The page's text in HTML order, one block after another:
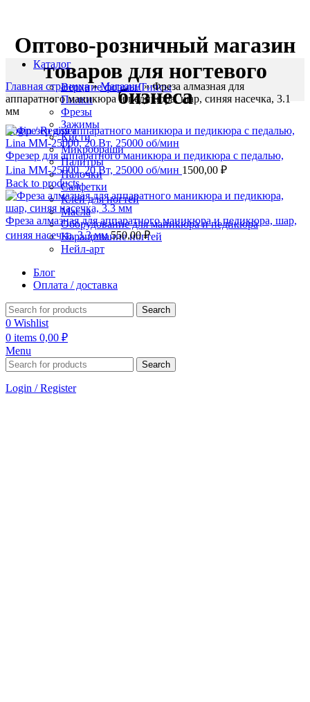
Оптово-розничный магазин
товаров для ногтевого
бизнеса
Login / Register
Каталог
Верхние формы/Типсы
Пилки
Фрезы
Зажимы
Кисти
Микробраши
Палитры
Палочки
Салфетки
Клей для ногтей
Масла
Оборудование для маникюра и педикюра
Наращивание ногтей
Нейл-арт
Блог
Оплата / доставка
Search
0 Wishlist
0 items 0,00 ₽
Menu
Search
Login / Register
Главная страница»Магазин»Фреза алмазная для
аппаратного маникюра и педикюра, шар, синяя насечка, 3.1
мм
Фрезер для аппаратного маникюра и педикюра с педалью,
Lina MM-25000, 20 Вт, 25000 об/мин 1500,00 ₽
Back to products
Фреза алмазная для аппаратного маникюра и педикюра, шар,
синяя насечка, 3.3 мм550,00₽